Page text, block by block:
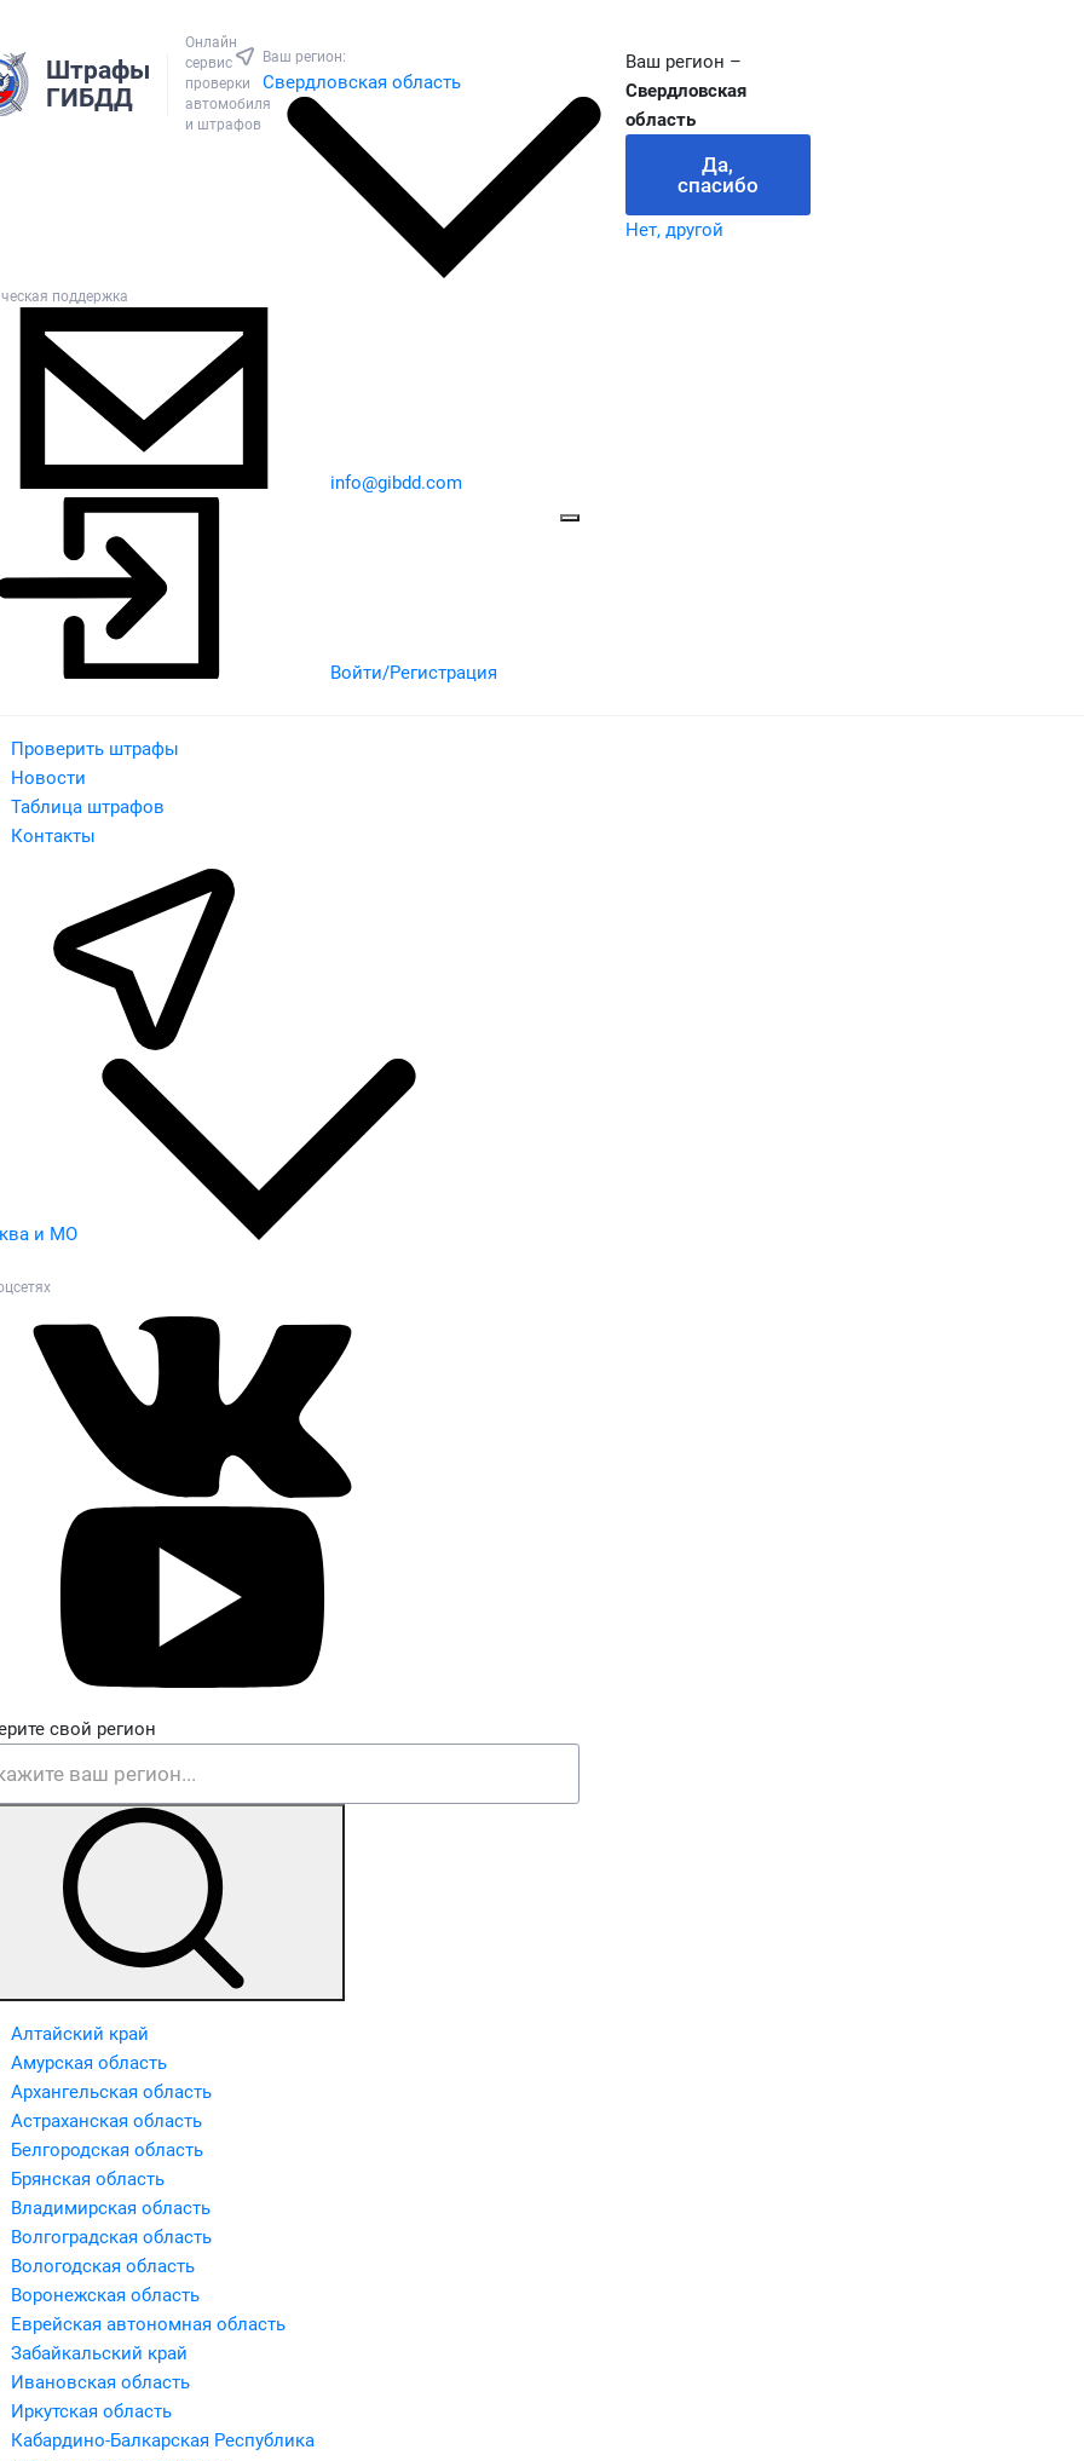
Штрафы
ГИБДД
Онлайн
сервис
проверки
автомобиля
и штрафов
Ваш регион:
Свердловская область
Ваш регион –
Свердловская
область
Да,
спасибо
Нет, другой
поддержка
info@gibdd.com
Войти/Регистрация
Проверить штрафы
Новости
Таблица штрафов
Контакты
и МО
свой регион
Алтайский край
Амурская область
Архангельская область
Астраханская область
Белгородская область
Брянская область
Владимирская область
Волгоградская область
Вологодская область
Воронежская область
Еврейская автономная область
Забайкальский край
Ивановская область
Иркутская область
Кабардино-Балкарская Республика